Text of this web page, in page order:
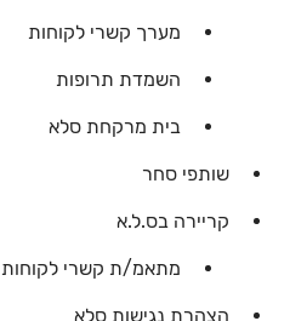
מערך קשרי לקוחות
השמדת תרופות
בית מרקחת סלא
שותפי סחר
קריירה בס.ל.א
מתאמ/ת קשרי לקוחות
הצהרת נגישות סלא